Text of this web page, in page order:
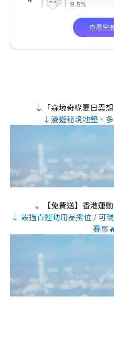
↓「森境奇緣夏日異
↓漫遊秘境地墊、
↓ 【免費送】香港運
↓ 設過百運動用品攤位 / 可
賽事